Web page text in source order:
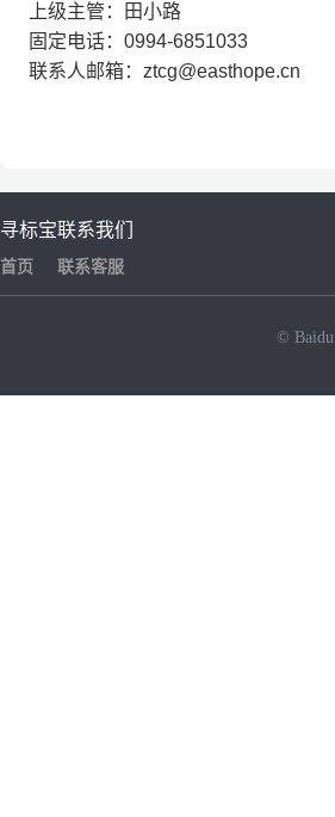
上级主管：田小路
固定电话：0994-6851033
联系人邮箱：ztcg@easthope.cn
寻标宝
首页
联系我们
联系客服
© Baidu